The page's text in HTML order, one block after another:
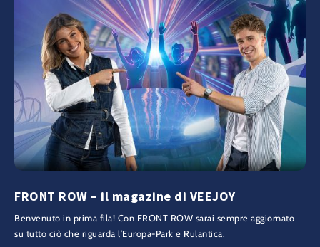
FRONT ROW – il magazine di VEEJOY
Benvenuto in prima fila! Con FRONT ROW sarai sempre aggiornato
su tutto ciò che riguarda l’Europa-Park e Rulantica.